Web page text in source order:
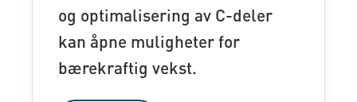
og optimalisering av C-deler
kan åpne muligheter for
bærekraftig vekst.